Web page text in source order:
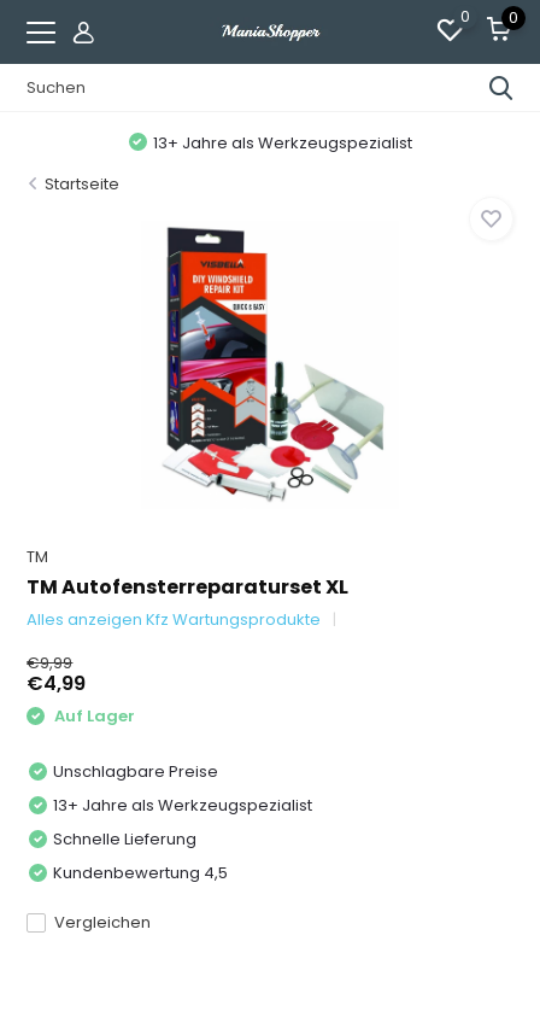
0 0
13+ Jahre als Werkzeugspezialist
Startseite
TM
TM Autofensterreparaturset XL
Alles anzeigen Kfz Wartungsprodukte
€9,99
€4,99
Auf Lager
Unschlagbare Preise
13+ Jahre als Werkzeugspezialist
Schnelle Lieferung
Kundenbewertung 4,5
Vergleichen